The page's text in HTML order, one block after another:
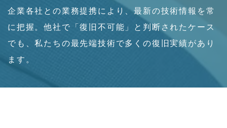
企業各社との業務提携により、最新の技術情報を常
に把握。他社で「復旧不可能」と判断されたケース
でも、私たちの最先端技術で多くの復旧実績があり
ます。